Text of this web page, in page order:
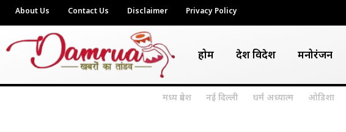
About Us Contact Us Disclaimer Privacy Policy
होम देश विदेश मनोरंजन
मध्य प्रदेश नई दिल्ली धर्म अध्यात्म ओडिशा